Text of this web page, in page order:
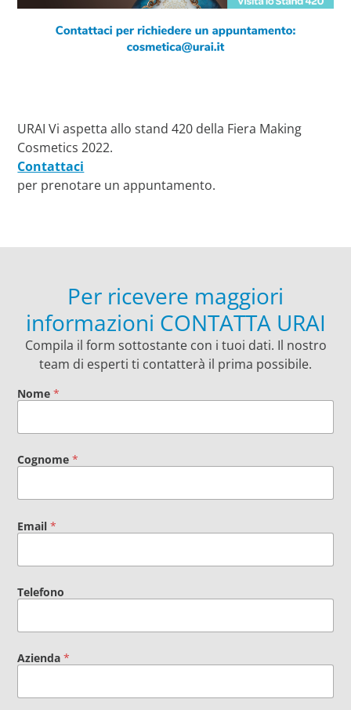
URAI Vi aspetta allo stand 420 della Fiera Making
Cosmetics 2022.
Contattaci
per prenotare un appuntamento.
Per ricevere maggiori
informazioni CONTATTA URAI
Compila il form sottostante con i tuoi dati. Il nostro
team di esperti ti contatterà il prima possibile.
Nome*
Cognome*
Email*
Telefono
Azienda*